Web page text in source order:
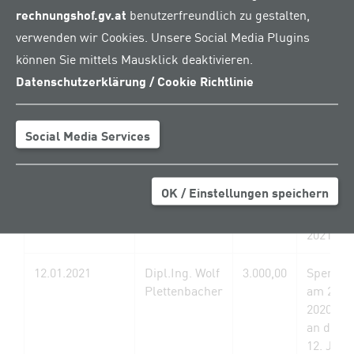
rechnungshof.gv.at benutzerfreundlich zu gestalten,
verwenden wir Cookies. Unsere Social Media Plugins
können Sie mittels Mausklick deaktivieren.
Datenschutzerklärung / Cookie Richtlinie
Social Media Services
OK / Einstellungen speichern
Meldungsdatum Name
Betrag
(in
Euro)
12.01.2021
Alois Köhrer
Gesellschaft
m.b.H.
am 20.
2020;
an den
2021
12.01.2021
Dipl.Ing. Wolf
Plettenbacher
3.000,00
am 23.
2020;
an den
12.